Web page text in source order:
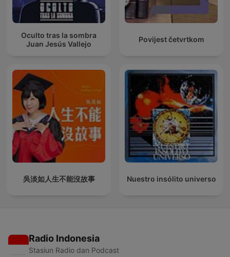
Oculto tras la sombra
Juan Jesús Vallejo
Povijest četvrtkom
吳淡如人生不能沒故事 Nuestro insólito universo
Radio Indonesia
Stasiun Radio dan Podcast